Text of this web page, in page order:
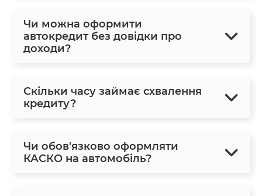
Чи можна оформити
автокредит без довідки про
доходи?
Скільки часу займає схвалення
кредиту?
Чи обов'язково оформляти
КАСКО на автомобіль?